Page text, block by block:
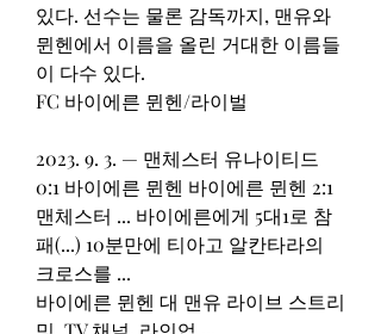
있다. 선수는 물론 감독까지, 맨유와
뮌헨에서 이름을 올린 거대한 이름들
이 다수 있다.
FC 바이에른 뮌헨/라이벌
2023. 9. 3. — 맨체스터 유나이티드
0:1 바이에른 뮌헨 바이에른 뮌헨 2:1
맨체스터 ... 바이에른에게 5대1로 참
패(...) 10분만에 티아고 알칸타라의
크로스를 ...
바이에른 뮌헨 대 맨유 라이브 스트리